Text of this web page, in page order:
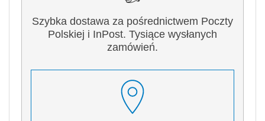
Szybka dostawa za pośrednictwem Poczty
Polskiej i InPost. Tysiące wysłanych
zamówień.